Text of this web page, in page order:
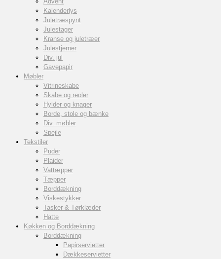
Kalenderlys
Juletræspynt
Julestager
Kranse og juletræer
Julestjerner
Div. jul
Gavepapir
Møbler
Vitrineskabe
Skabe og reoler
Hylder og knager
Borde, stole og bænke
Div. møbler
Spejle
Tekstiler
Puder
Plaider
Vattæpper
Tæpper
Borddækning
Viskestykker
Tasker & Tørklæder
Hatte
Køkken og Borddækning
Borddækning
Papirservietter
Dækkeservietter